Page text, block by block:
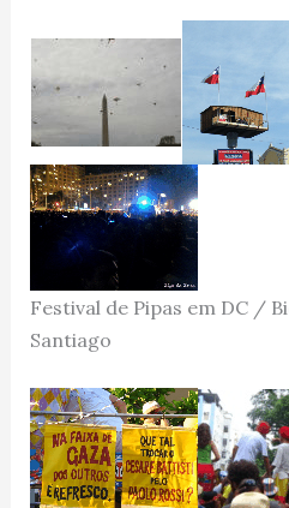
Festival de Pipas em DC /
Santiago